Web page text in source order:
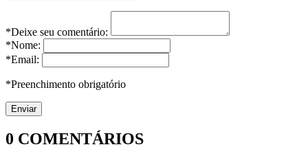
*Deixe seu comentário:
*Nome:
*Email:
*Preenchimento obrigatório
0 COMENTÁRIOS